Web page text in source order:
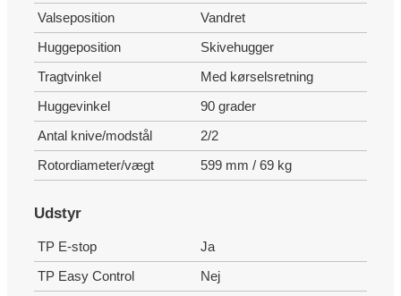
Valseposition
Vandret
Huggeposition
Skivehugger
Tragtvinkel
Med kørselsretning
Huggevinkel
90 grader
Antal knive/modstål
2/2
Rotordiameter/vægt
599 mm / 69 kg
Udstyr
TP E-stop
Ja
TP Easy Control
Nej